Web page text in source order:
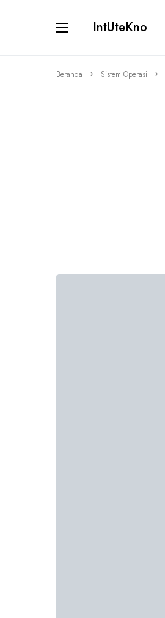
IntUteKno
Beranda Sistem Operasi